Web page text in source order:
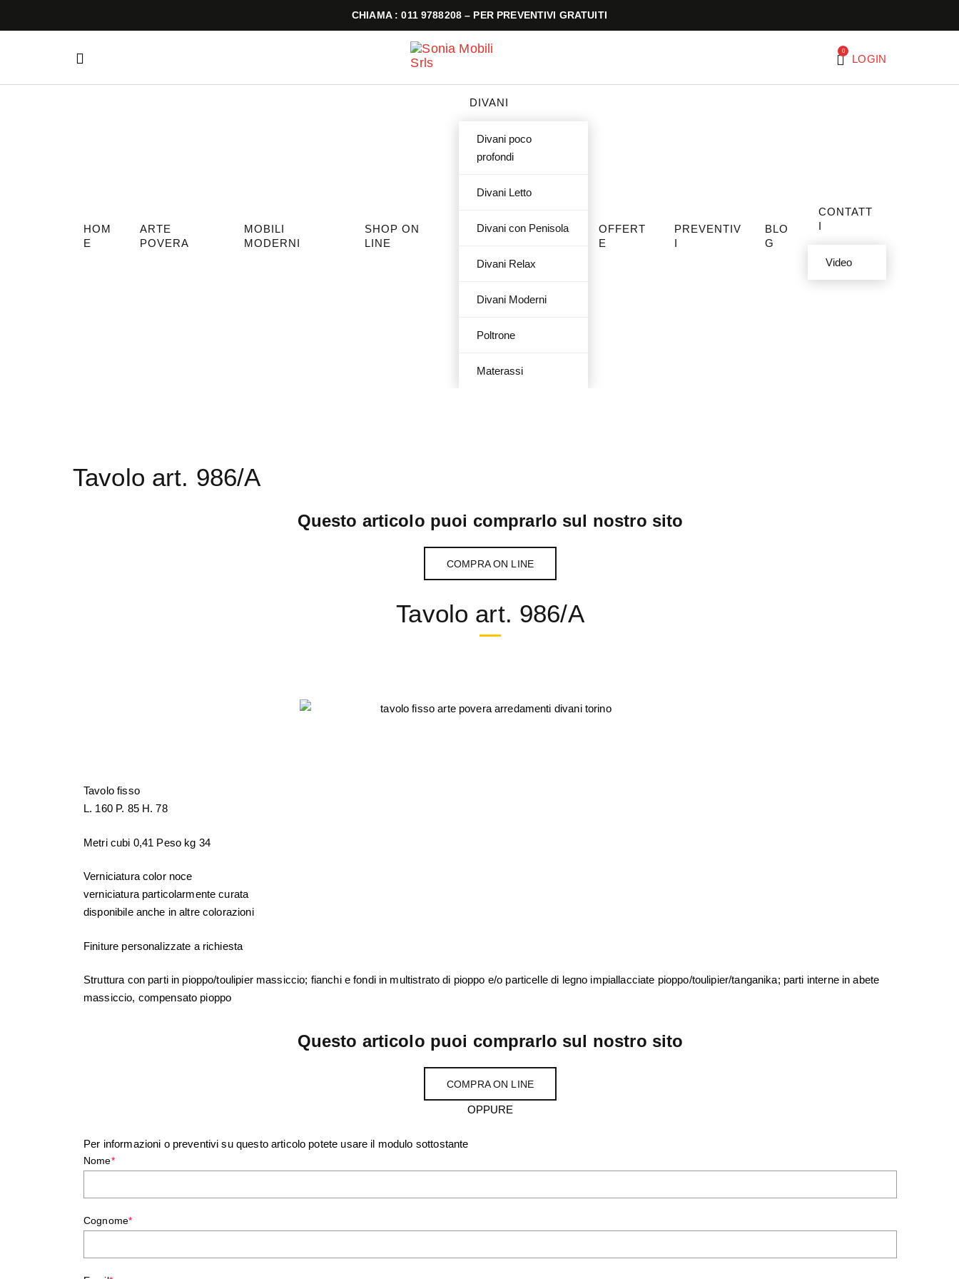
CHIAMA : 011 9788208 – PER PREVENTIVI GRATUITI
0
LOGIN
HOM
E
ARTE
POVERA
MOBILI
MODERNI
SHOP ON
LINE
DIVANI
Divani poco
profondi
Divani Letto
Divani con Penisola
Divani Relax
Divani Moderni
Poltrone
Materassi
OFFERT
E
PREVENTIV
I
BLO
G
CONTATT
I
Video
Tavolo art. 986/A
Questo articolo puoi comprarlo sul nostro sito
COMPRA ON LINE
Tavolo art. 986/A
Tavolo fisso
L. 160 P. 85 H. 78
Metri cubi 0,41 Peso kg 34
Verniciatura color noce
verniciatura particolarmente curata
disponibile anche in altre colorazioni
Finiture personalizzate a richiesta
Struttura con parti in pioppo/toulipier massiccio; fianchi e fondi in multistrato di pioppo e/o particelle di legno impiallacciate pioppo/toulipier/tanganika; parti interne in abete
massiccio, compensato pioppo
Questo articolo puoi comprarlo sul nostro sito
COMPRA ON LINE
OPPURE
Per informazioni o preventivi su questo articolo potete usare il modulo sottostante
Nome*
Cognome*